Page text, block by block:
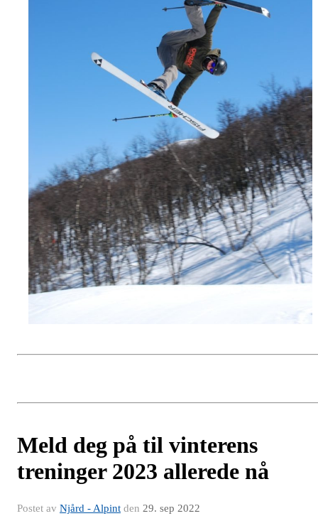
Meld deg på til vinterens
treninger 2023 allerede nå
Postet av Njård - Alpint den 29. sep 2022